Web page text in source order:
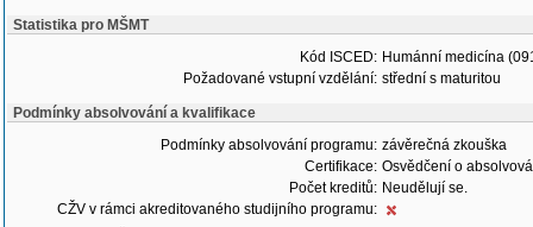
Statistika pro MŠMT
Kód ISCED: Humánní medicína
Požadované vstupní vzdělání: střední s maturitou
Podmínky absolvování a kvalifikace
Podmínky absolvování programu: závěrečná zkouška
Certifikace: Osvědčení o
Počet kreditů: Neudělují se.
CŽV v rámci akreditovaného studijního programu: